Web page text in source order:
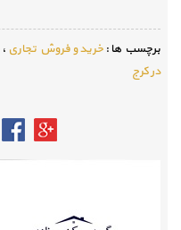
برچسب ها :خرید و فروش تجاری ،
در کرج